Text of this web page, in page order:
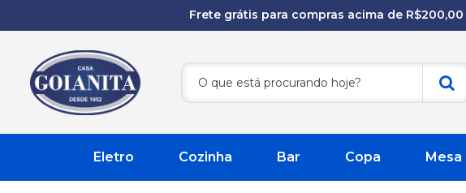
Frete grátis para compras acima de
Eletro Cozinha Bar Copa Mesa